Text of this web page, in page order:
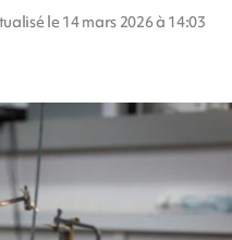
le 14 mars 2026 à 14:03